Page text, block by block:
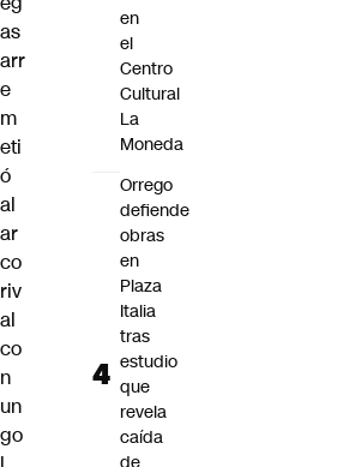
as
arr
e
m
eti
ó
al
ar
co
riv
al
co
n
un
go
en
el
Centro
Cultural
La
Moneda
Orrego
defiende
obras
en
Plaza
Italia
tras
estudio
que
revela
caída
de